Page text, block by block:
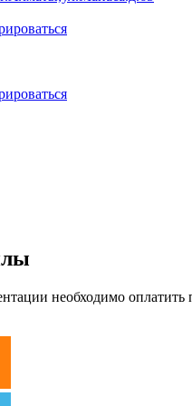
необходимо оплатить